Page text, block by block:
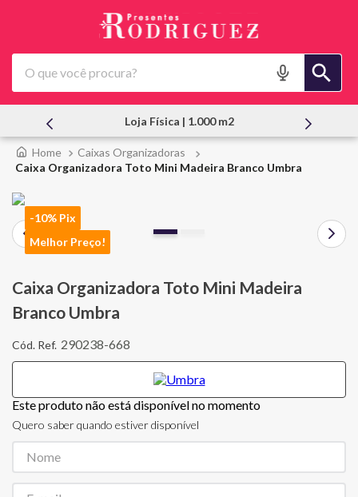
O que você procura?
Atendimento Pessoal
Caixas Organizadoras
Caixa Organizadora Toto Mini Madeira Branco Umbra
-10% Pix
Melhor Preço!
Caixa Organizadora Toto Mini Madeira
Branco Umbra
290238-668
Este produto não está disponível no momento
Quero saber quando estiver disponível